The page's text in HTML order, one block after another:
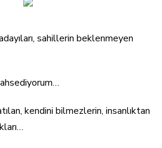
sahillerin beklenmeyen
kendini bilmezlerin, insanlıktan